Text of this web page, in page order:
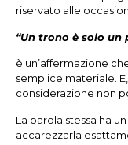
riservato alle
“Un trono è solo un
è un’affermazione
semplice materiale.
considerazione non
La parola stessa ha
accarezzarla